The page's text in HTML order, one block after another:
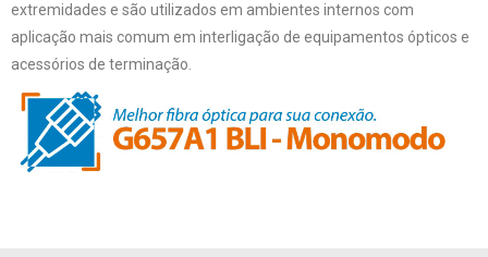
extremidades e são utilizados em ambientes internos com
aplicação mais comum em interligação de equipamentos ópticos e
acessórios de terminação.